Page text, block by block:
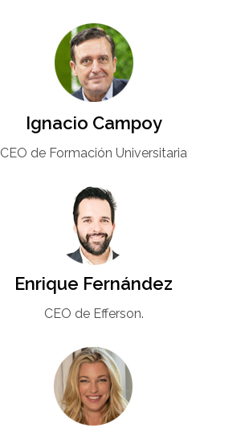
Ignacio Campoy​
CEO de Formación Universitaria​
Enrique Fernández
CEO de Efferson.